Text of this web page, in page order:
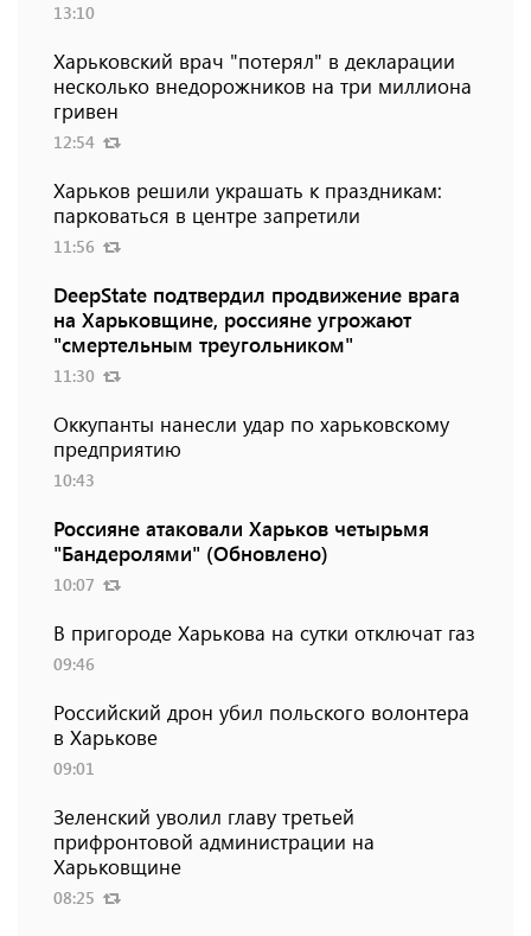
13:10
Харьковский врач "потерял" в декларации
несколько внедорожников на три миллиона
гривен
12:54
Харьков решили украшать к праздникам:
парковаться в центре запретили
11:56
DeepState подтвердил продвижение врага
на Харьковщине, россияне угрожают
"смертельным треугольником"
11:30
Оккупанты нанесли удар по харьковскому
предприятию
10:43
Россияне атаковали Харьков четырьмя
"Бандеролями" (Обновлено)
10:07
В пригороде Харькова на сутки отключат газ
09:46
Российский дрон убил польского волонтера
в Харькове
09:01
Зеленский уволил главу третьей
прифронтовой администрации на
Харьковщине
08:25